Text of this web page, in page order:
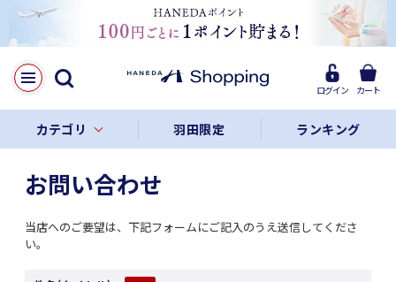
ログイン カート
カテゴリ 羽田限定 ランキング
お問い合わせ
当店へのご要望は、下記フォームにご記入のうえ送信してくださ
い。